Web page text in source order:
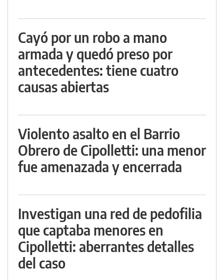
Cayó por un robo a mano
armada y quedó preso por
antecedentes: tiene cuatro
causas abiertas
Violento asalto en el Barrio
Obrero de Cipolletti: una menor
fue amenazada y encerrada
Investigan una red de pedofilia
que captaba menores en
Cipolletti: aberrantes detalles
del caso